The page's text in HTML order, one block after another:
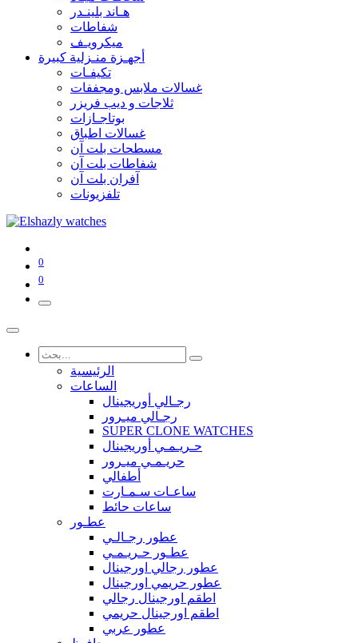
هـاند بلينـدر
شفاطات
ميكرويـف
أجهـزة منـزلية كبيرة
تكيفـات
غسالات ملابس ومجففات
ثلاجات و ديب فريزر
بوتاجـازات
غسالات اطباق
مسطحات بلت آن
شفاطات بلت آن
آفران بلت آن
تلفزيونات
0
0
الرئيسية
الساعات
رجـالي أوريجينال
رجـالي ميـرور
SUPER CLONE WATCHES
حـريـمـي أوريجينال
حريـمـي ميـرور
أطفالي
ساعـات سـمـارت
ساعات حائط
عطـور
عطور رجـالـي
عطـور حـريـمـي
عطور رجالي اورجينال
عطور حريمي اورجينال
اطقم اورجينال رجالي
اطقم اورجينال حريمي
عطور عربي